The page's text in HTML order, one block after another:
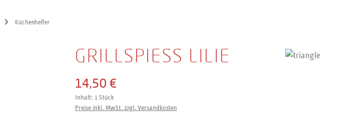
Küchenhelfer
GRILLSPIESS LILIE
14,50 €
Inhalt: 1 Stück
Preise inkl. MwSt. zzgl. Versandkosten